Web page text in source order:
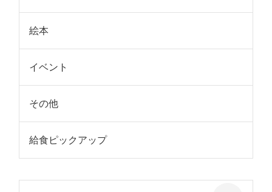
絵本
イベント
その他
給食ピックアップ